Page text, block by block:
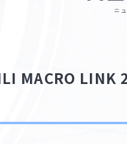
ニ
MACRO